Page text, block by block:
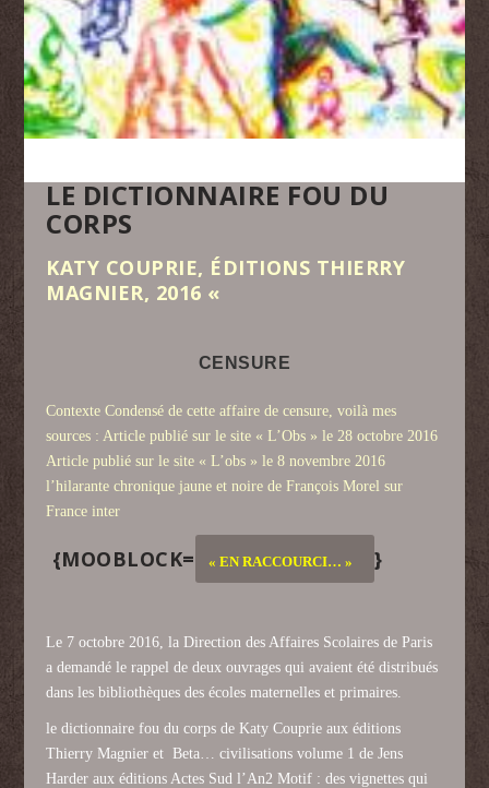
LE DICTIONNAIRE FOU DU
CORPS
KATY COUPRIE, ÉDITIONS THIERRY
MAGNIER, 2016 «
CENSURE
Contexte Condensé de cette affaire de censure, voilà mes
sources : Article publié sur le site « L’Obs » le 28 octobre 2016
Article publié sur le site « L’obs » le 8 novembre 2016
l’hilarante chronique jaune et noire de François Morel sur
France inter
{MOOBLOCK= « EN RACCOURCI… » }
Le 7 octobre 2016, la Direction des Affaires Scolaires de Paris
a demandé le rappel de deux ouvrages qui avaient été distribués
dans les bibliothèques des écoles maternelles et primaires.
le dictionnaire fou du corps de Katy Couprie aux éditions
Thierry Magnier et Beta… civilisations volume 1 de Jens
Harder aux éditions Actes Sud l’An2 Motif : des vignettes qui